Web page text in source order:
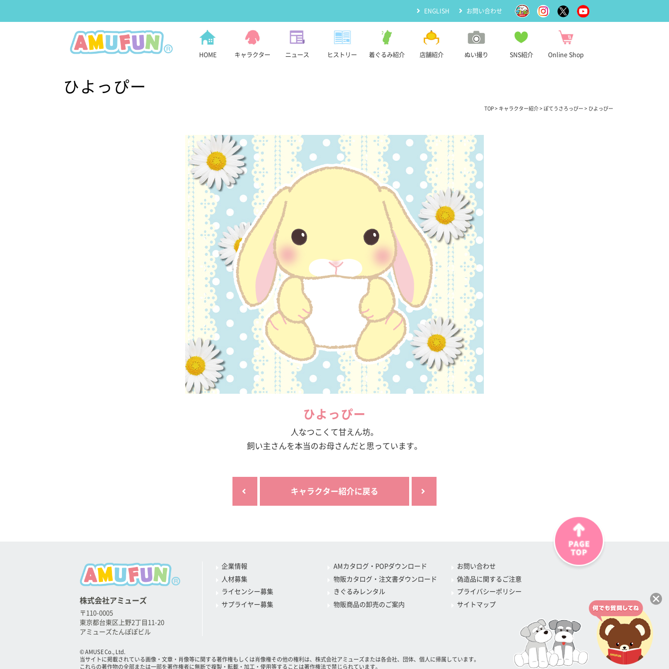
ENGLISH お問い合わせ
HOME キャラクター ニュース ヒストリー 着ぐるみ紹介 店舗紹介 ぬい撮り SNS紹介 Online Shop
ひよっぴー
TOP > キャラクター紹介 > ぽてうさろっぴー > ひよっぴー
ひよっぴー
人なつこくて甘えん坊。
飼い主さんを本当のお母さんだと思っています。
キャラクター紹介に戻る
企業情報
人材募集
ライセンシー募集
サプライヤー募集
AMカタログ・POPダウンロード
物販カタログ・注文書ダウンロード
きぐるみレンタル
物販商品の卸売のご案内
お問い合わせ
偽造品に関するご注意
プライバシーポリシー
サイトマップ
株式会社アミューズ
〒110-0005
東京都台東区上野2丁目11-20
アミューズたんぽぽビル
© AMUSE Co., Ltd.
当サイトに掲載されている画像・文章・肖像等に関する著作権もしくは肖像権その他の権利は、株式会社アミューズまたは各会社、団体、個人に帰属しています。
これらの著作物の全部または一部を著作権者に無断で複製・転載・加工・使用等することは著作権法で禁じられています。